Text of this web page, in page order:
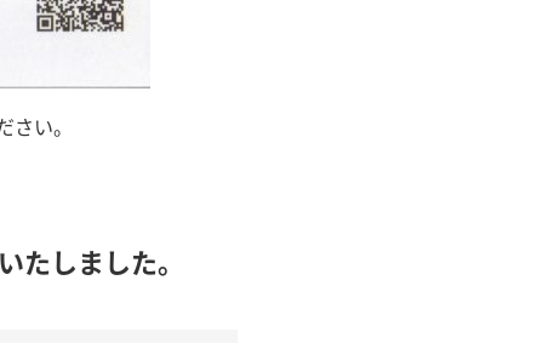
い。
しました。